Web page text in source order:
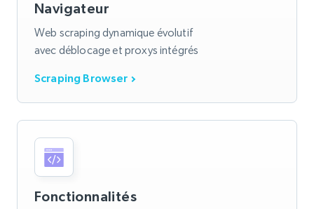
Navigateur
Web scraping dynamique évolutif
avec déblocage et proxys intégrés
Scraping Browser
Fonctionnalités